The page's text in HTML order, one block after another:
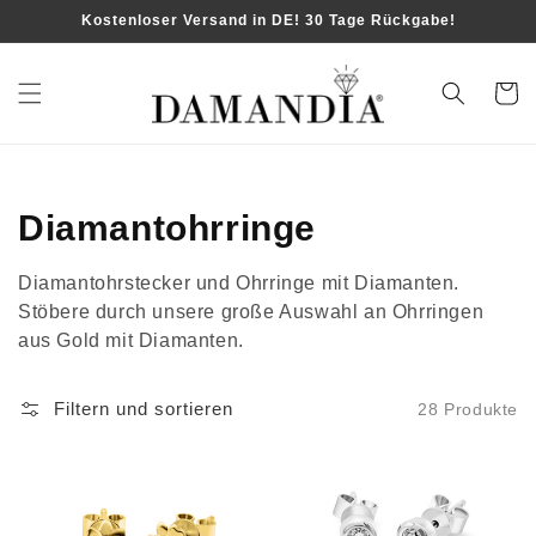
Inhalt
Kostenloser Versand in DE! 30 Tage Rückgabe!
Kategorie:
Diamantohrringe
Diamantohrstecker und Ohrringe mit Diamanten.
Stöbere durch unsere große Auswahl an Ohrringen
aus Gold mit Diamanten.
Filtern und sortieren 28 Produkte